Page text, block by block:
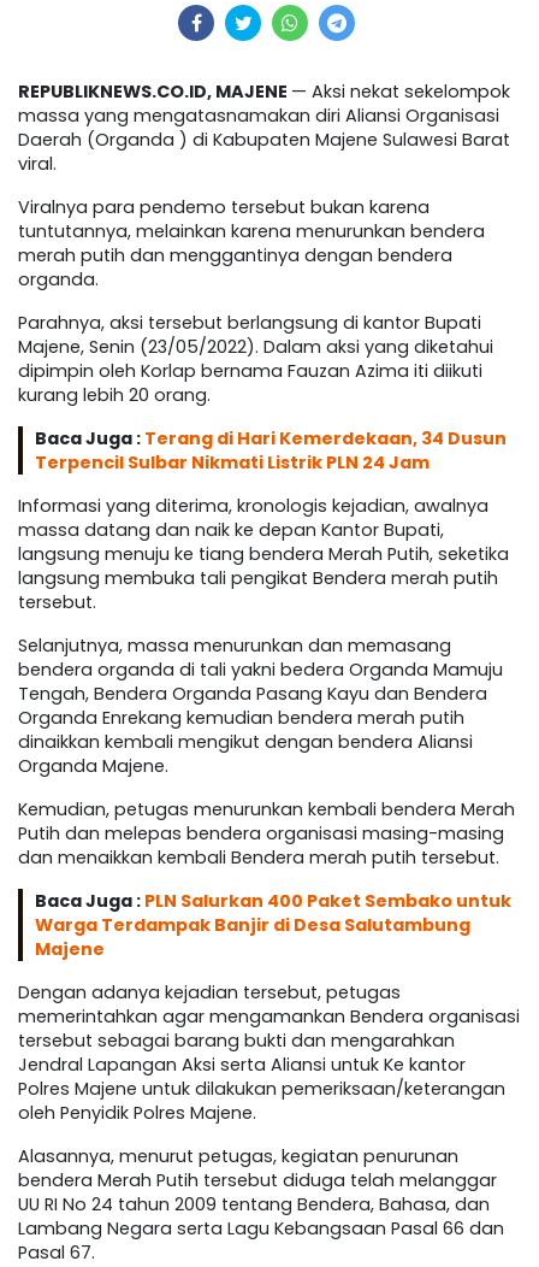
REPUBLIKNEWS.CO.ID, MAJENE — Aksi nekat sekelompok
massa yang mengatasnamakan diri Aliansi Organisasi
Daerah (Organda ) di Kabupaten Majene Sulawesi Barat
viral.
Viralnya para pendemo tersebut bukan karena
tuntutannya, melainkan karena menurunkan bendera
merah putih dan menggantinya dengan bendera
organda.
Parahnya, aksi tersebut berlangsung di kantor Bupati
Majene, Senin (23/05/2022). Dalam aksi yang diketahui
dipimpin oleh Korlap bernama Fauzan Azima iti diikuti
kurang lebih 20 orang.
Baca Juga : Terang di Hari Kemerdekaan, 34 Dusun
Terpencil Sulbar Nikmati Listrik PLN 24 Jam
Informasi yang diterima, kronologis kejadian, awalnya
massa datang dan naik ke depan Kantor Bupati,
langsung menuju ke tiang bendera Merah Putih, seketika
langsung membuka tali pengikat Bendera merah putih
tersebut.
Selanjutnya, massa menurunkan dan memasang
bendera organda di tali yakni bedera Organda Mamuju
Tengah, Bendera Organda Pasang Kayu dan Bendera
Organda Enrekang kemudian bendera merah putih
dinaikkan kembali mengikut dengan bendera Aliansi
Organda Majene.
Kemudian, petugas menurunkan kembali bendera Merah
Putih dan melepas bendera organisasi masing-masing
dan menaikkan kembali Bendera merah putih tersebut.
Baca Juga : PLN Salurkan 400 Paket Sembako untuk
Warga Terdampak Banjir di Desa Salutambung
Majene
Dengan adanya kejadian tersebut, petugas
memerintahkan agar mengamankan Bendera organisasi
tersebut sebagai barang bukti dan mengarahkan
Jendral Lapangan Aksi serta Aliansi untuk Ke kantor
Polres Majene untuk dilakukan pemeriksaan/keterangan
oleh Penyidik Polres Majene.
Alasannya, menurut petugas, kegiatan penurunan
bendera Merah Putih tersebut diduga telah melanggar
UU RI No 24 tahun 2009 tentang Bendera, Bahasa, dan
Lambang Negara serta Lagu Kebangsaan Pasal 66 dan
Pasal 67.